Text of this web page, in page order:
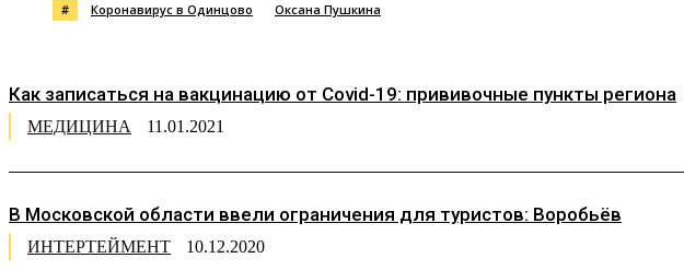
# Коронавирус в Одинцово Оксана Пушкина
Как записаться на вакцинацию от Covid-19: прививочные пункты региона
МЕДИЦИНА 11.01.2021
В Московской области ввели ограничения для туристов: Воробьёв
ИНТЕРТЕЙМЕНТ 10.12.2020